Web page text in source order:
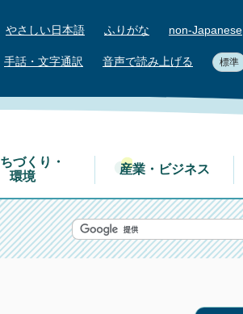
やさしい日本語 ふりがな non-Japanese
手話・文字通訳 音声で読み上げる 標準
まちづくり・
環境
産業・ビジネス